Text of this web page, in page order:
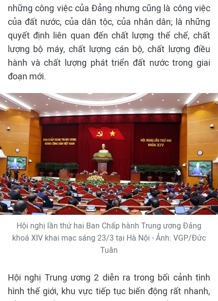
những công việc của Đảng nhưng cũng là công việc
của đất nước, của dân tộc, của nhân dân; là những
quyết định liên quan đến chất lượng thể chế, chất
lượng bộ máy, chất lượng cán bộ, chất lượng điều
hành và chất lượng phát triển đất nước trong giai
đoạn mới.
Hội nghị lần thứ hai Ban Chấp hành Trung ương Đảng
khoá XIV khai mạc sáng 23/3 tại Hà Nội - Ảnh: VGP/Đức
Tuân
Hội nghị Trung ương 2 diễn ra trong bối cảnh tình
hình thế giới, khu vực tiếp tục biến động rất nhanh,